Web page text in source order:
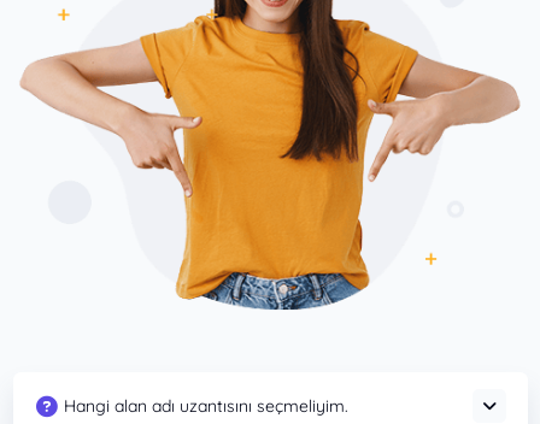
Hangi alan adı uzantısını seçmeliyim.